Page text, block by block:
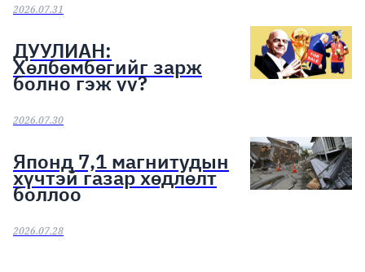
2026.07.31
ДУУЛИАН:
Хөлбөмбөгийг зарж
болно гэж үү?
2026.07.30
Японд 7,1 магнитудын
хүчтэй газар хөдлөлт
боллоо
2026.07.28